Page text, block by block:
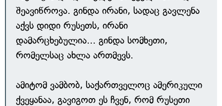
შეავიწროვა. გინდა ირანი, სადაც გავლენა
აქვს დიდი რუსეთს, ირანი
დამარცხებულია... გინდა სომხეთი,
რომელსაც ახლა ართმევს.
ამიტომ ვამბობ, საქართველოც ამერიკული
ქვეყანაა, გავიგოთ ეს ჩვენ, რომ რუსეთი